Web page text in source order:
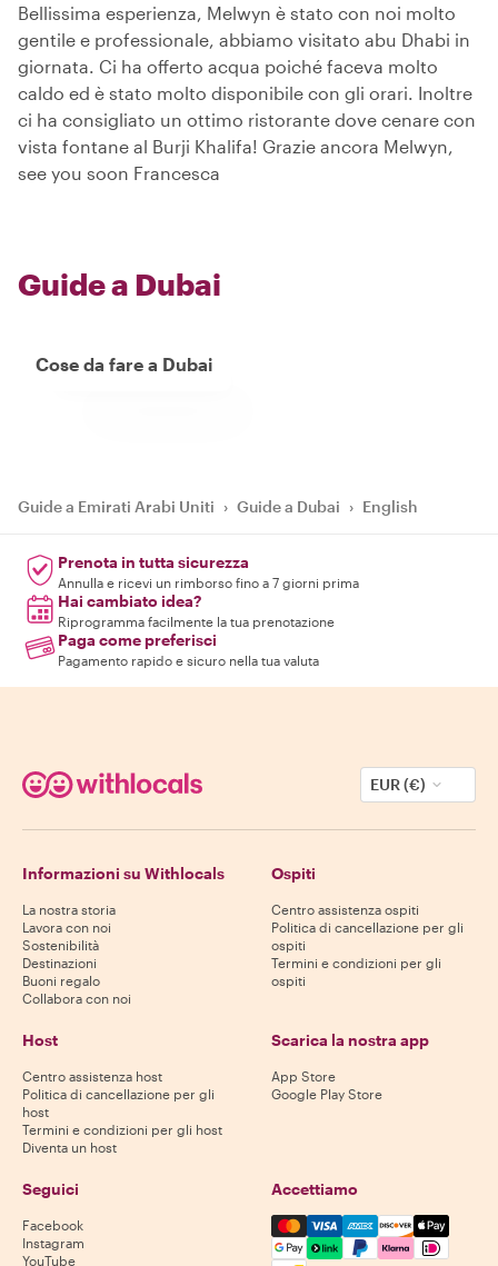
Bellissima esperienza, Melwyn è stato con noi molto
gentile e professionale, abbiamo visitato abu Dhabi in
giornata. Ci ha offerto acqua poiché faceva molto
caldo ed è stato molto disponibile con gli orari. Inoltre
ci ha consigliato un ottimo ristorante dove cenare con
vista fontane al Burji Khalifa! Grazie ancora Melwyn,
see you soon Francesca
Guide a Dubai
Cose da fare a Dubai
Guide a Emirati Arabi Uniti › Guide a Dubai › English
Prenota in tutta sicurezza
Annulla e ricevi un rimborso fino a 7 giorni prima
Hai cambiato idea?
Riprogramma facilmente la tua prenotazione
Paga come preferisci
Pagamento rapido e sicuro nella tua valuta
EUR (€)
Informazioni su Withlocals
La nostra storia
Lavora con noi
Sostenibilità
Destinazioni
Buoni regalo
Collabora con noi
Ospiti
Centro assistenza ospiti
Politica di cancellazione per gli
ospiti
Termini e condizioni per gli
ospiti
Host
Centro assistenza host
Politica di cancellazione per gli
host
Termini e condizioni per gli host
Diventa un host
Scarica la nostra app
App Store
Google Play Store
Seguici
Facebook
Instagram
YouTube
Accettiamo
Mastercard, Visa, Amex,